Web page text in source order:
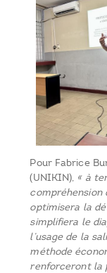
Pour Fabrice
(UNIKIN), « à
compréhension
optimisera la
simplifiera le
l’usage de la
méthode
renforceront la